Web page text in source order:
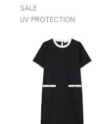
SALE
UV PROTECTION